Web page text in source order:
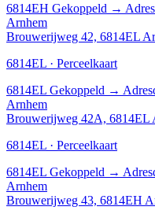
6814EH Gekoppeld →
Arnhem
Brouwerijweg 42, 6814EL
6814EL · Perceelkaart
6814EL Gekoppeld →
Arnhem
Brouwerijweg 42A, 6814EL
6814EL · Perceelkaart
6814EL Gekoppeld →
Arnhem
Brouwerijweg 43, 6814EH